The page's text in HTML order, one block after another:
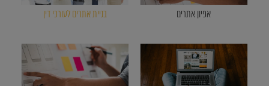
אפיון אתרים בניית אתרים לעורכי דין